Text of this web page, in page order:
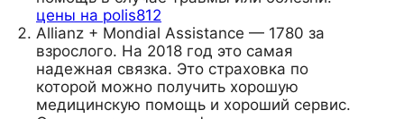
цены на polis812
Allianz + Mondial Assistance — 1780 за
взрослого. На 2018 год это самая
надежная связка. Это страховка по
которой можно получить хорошую
медицинскую помощь и хороший сервис.